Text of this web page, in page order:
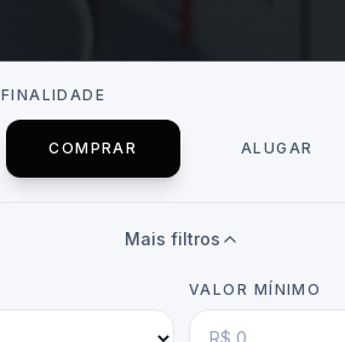
FINALIDADE
COMPRAR ALUGAR
Mais filtros
VALOR MÍNIMO